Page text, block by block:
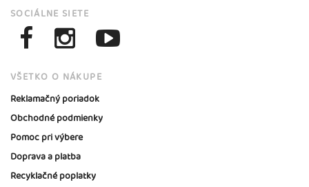
SOCIÁLNE SIETE
VŠETKO O NÁKUPE
Reklamačný poriadok
Obchodné podmienky
Pomoc pri výbere
Doprava a platba
Recyklačné poplatky